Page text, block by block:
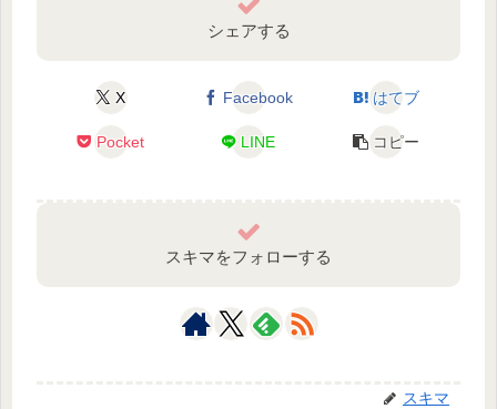
シェアする
X Facebook はてブ
Pocket LINE コピー
スキマをフォローする
スキマ